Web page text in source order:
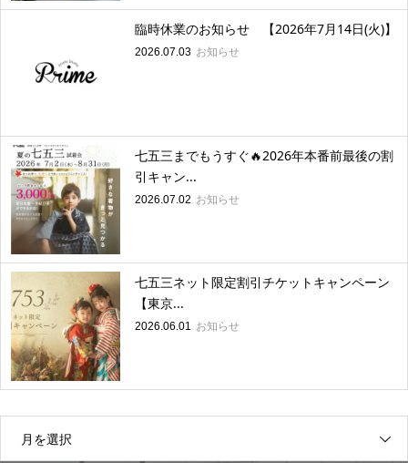
臨時休業のお知らせ 【2026年7月14日(火)】
2026.07.03 お知らせ
七五三までもうすぐ🔥2026年本番前最後の割
引キャン...
2026.07.02 お知らせ
七五三ネット限定割引チケットキャンペーン
【東京...
2026.06.01 お知らせ
月を選択